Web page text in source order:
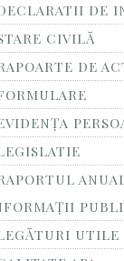
DE
CIVILĂ
DE
UTILE